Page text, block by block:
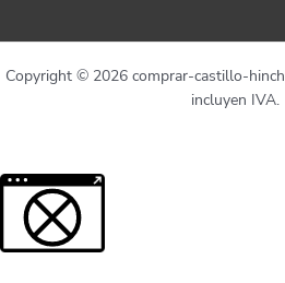
Copyright © 2026 comprar-castillo-
incluyen IVA.
Más información sobre el contenido